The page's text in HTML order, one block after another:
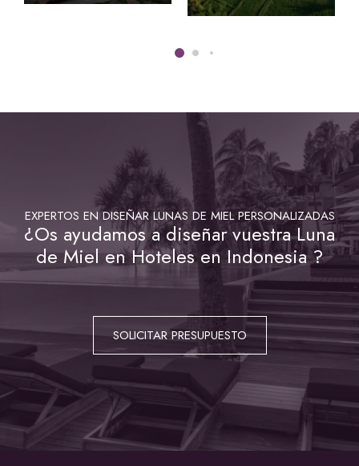
EXPERTOS EN DISEÑAR LUNAS DE MIEL PERSONALIZADAS
¿Os ayudamos a diseñar vuestra Luna
de Miel en Hoteles en Indonesia ?
SOLICITAR PRESUPUESTO